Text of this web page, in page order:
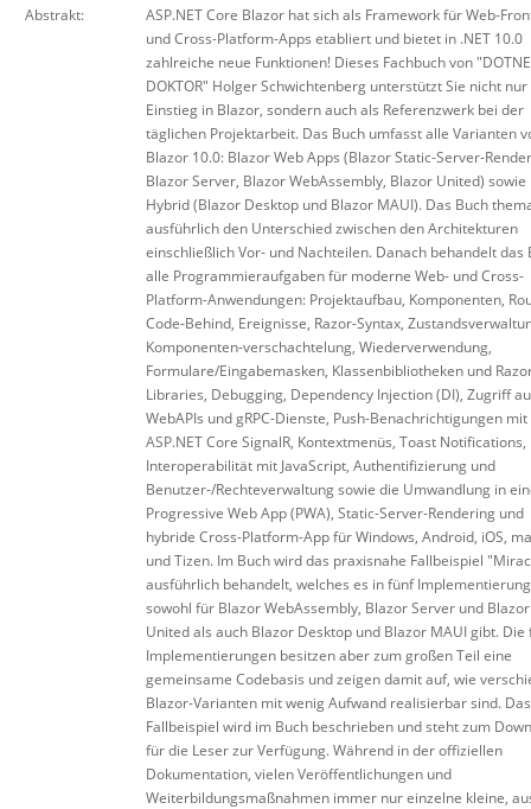
Abstrakt:
ASP.NET Core Blazor hat sich als Framework für Web-
und Cross-Platform-Apps etabliert und bietet in .NET 10.0
zahlreiche neue Funktionen! Dieses Fachbuch von
DOKTOR" Holger Schwichtenberg unterstützt Sie nicht
Einstieg in Blazor, sondern auch als Referenzwerk bei der
täglichen Projektarbeit. Das Buch umfasst alle Varianten
Blazor 10.0: Blazor Web Apps (Blazor Static-Server-
Blazor Server, Blazor WebAssembly, Blazor United) sowie
Hybrid (Blazor Desktop und Blazor MAUI). Das Buch
ausführlich den Unterschied zwischen den Architekturen
einschließlich Vor- und Nachteilen. Danach behandelt das
alle Programmieraufgaben für moderne Web- und Cross-
Platform-Anwendungen: Projektaufbau, Komponenten,
Code-Behind, Ereignisse, Razor-Syntax,
Komponenten-verschachtelung, Wiederverwendung,
Formulare/Eingabemasken, Klassenbibliotheken und
Libraries, Debugging, Dependency Injection (DI), Zugriff
WebAPIs und gRPC-Dienste, Push-Benachrichtigungen mit
ASP.NET Core SignalR, Kontextmenüs, Toast Notifications,
Interoperabilität mit JavaScript, Authentifizierung und
Benutzer-/Rechteverwaltung sowie die Umwandlung in
Progressive Web App (PWA), Static-Server-Rendering und
hybride Cross-Platform-App für Windows, Android, iOS,
und Tizen. Im Buch wird das praxisnahe Fallbeispiel
ausführlich behandelt, welches es in fünf
sowohl für Blazor WebAssembly, Blazor Server und Blazor
United als auch Blazor Desktop und Blazor MAUI gibt. Die
Implementierungen besitzen aber zum großen Teil eine
gemeinsame Codebasis und zeigen damit auf, wie
Blazor-Varianten mit wenig Aufwand realisierbar sind. Das
Fallbeispiel wird im Buch beschrieben und steht zum
für die Leser zur Verfügung. Während in der offiziellen
Dokumentation, vielen Veröffentlichungen und
Weiterbildungsmaßnahmen immer nur einzelne kleine,